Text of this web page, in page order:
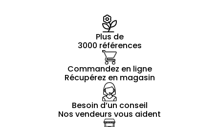
Plus de
3000 références
Commandez en ligne
Récupérez en magasin
Besoin d’un conseil
Nos vendeurs vous aident